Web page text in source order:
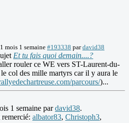
mois 1 semaine #193338 pardavid38
Et tu fais quoi demain....?
rouler ce WE vers ST-Laurent-du-
col des mille martyrs car il y aura le
parcours/)...
1 semaine pardavid38.
albator83, Christoph3,